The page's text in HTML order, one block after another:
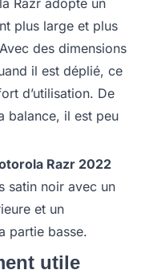
Razr adopte un
plus large et plus
des dimensions
il est déplié, ce
d’utilisation. De
balance, il est peu
Razr 2022
satin noir avec un
et un
partie basse.
utile